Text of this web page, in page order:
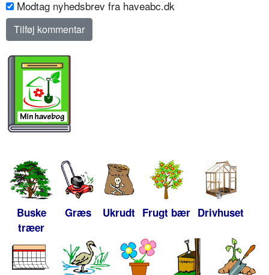
Modtag nyhedsbrev fra haveabc.dk
Buske
træer
Græs Ukrudt Frugt bær Drivhuset